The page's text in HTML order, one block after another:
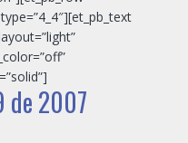
de 2007